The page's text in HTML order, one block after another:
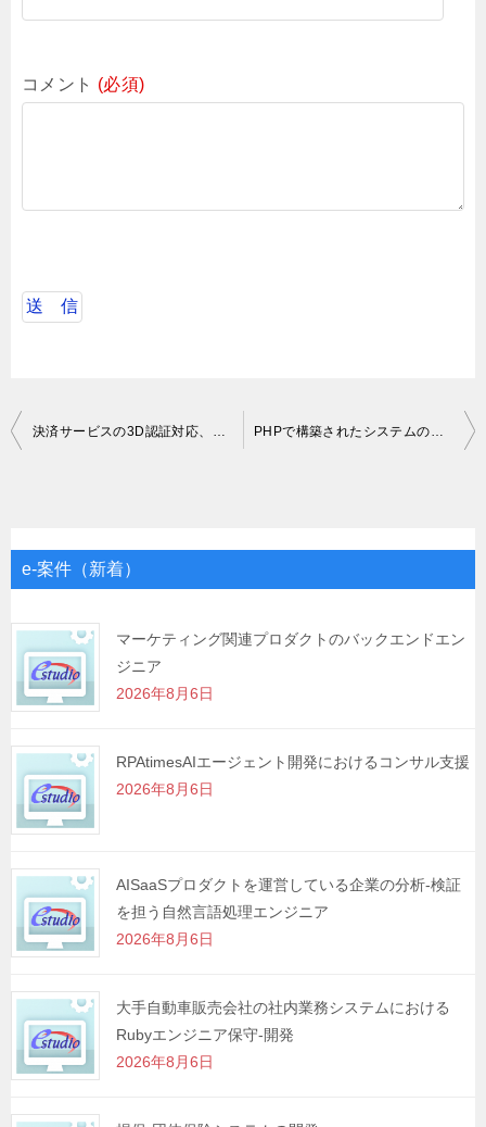
コメント (必須)
投
ゲ
シ
ョ
ン
決済サービスの3D認証対応、開発保守サポート PHPで構築されたシステムの保守・開発
e-案件（新着）
マーケティング関連プロダクトのバックエンドエン
ジニア
2026年8月6日
RPAtimesAIエージェント開発におけるコンサル支援
2026年8月6日
AISaaSプロダクトを運営している企業の分析-検証
を担う自然言語処理エンジニア
2026年8月6日
大手自動車販売会社の社内業務システムにおける
Rubyエンジニア保守-開発
2026年8月6日